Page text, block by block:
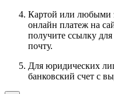
Картой или любыми
онлайн платеж на
получите ссылку
почту.
Для юридических
банковский счет с